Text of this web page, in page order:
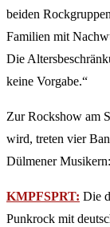
beiden
Familien mit
Die
keine Vorgabe.“
Zur Rockshow am
wird, treten vier
Dülmener
KMPFSPRT: Die
Punkrock mit